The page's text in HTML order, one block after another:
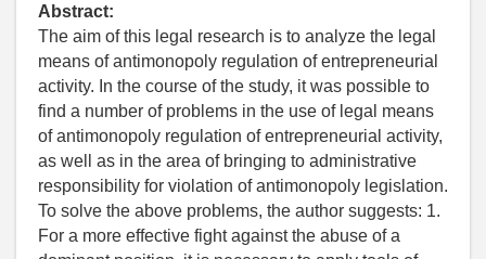
Abstract:
The aim of this legal research is to analyze the legal
means of antimonopoly regulation of entrepreneurial
activity. In the course of the study, it was possible to
find a number of problems in the use of legal means
of antimonopoly regulation of entrepreneurial activity,
as well as in the area of bringing to administrative
responsibility for violation of antimonopoly legislation.
To solve the above problems, the author suggests: 1.
For a more effective fight against the abuse of a